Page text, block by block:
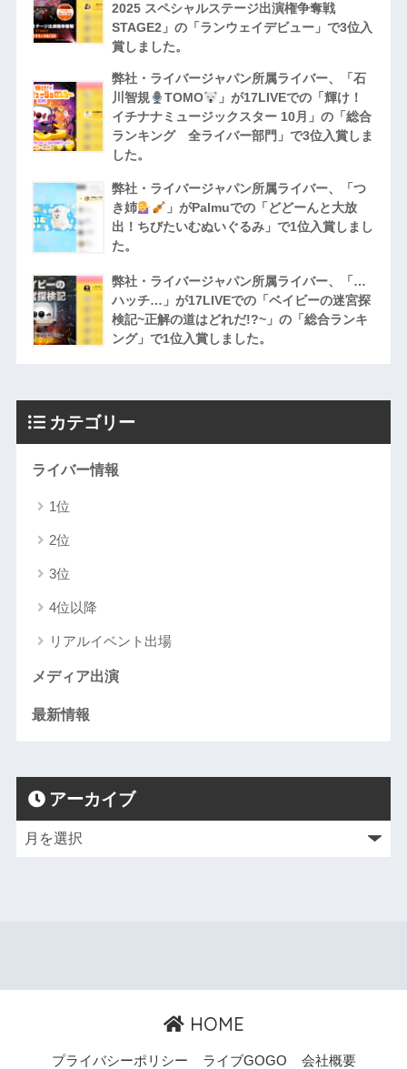
2025 スペシャルステージ出演権争奪戦
STAGE2」の「ランウェイデビュー」で3位入
賞しました。
弊社・ライバージャパン所属ライバー、「石
川智規
TOMO
」が17LIVEでの「輝け！
イチナナミュージックスター 10月」の「総合
ランキング 全ライバー部門」で3位入賞しま
した。
弊社・ライバージャパン所属ライバー、「つ
き姉
」がPalmuでの「どどーんと大放
出！ちびたいむぬいぐるみ」で1位入賞しまし
た。
弊社・ライバージャパン所属ライバー、「…
ハッチ…」が17LIVEでの「ベイビーの迷宮探
検記~正解の道はどれだ!?~」の「総合ランキ
ング」で1位入賞しました。
カテゴリー
ライバー情報
1位
2位
3位
4位以降
リアルイベント出場
メディア出演
最新情報
アーカイブ
HOME
プライバシーポリシー ライブGOGO 会社概要